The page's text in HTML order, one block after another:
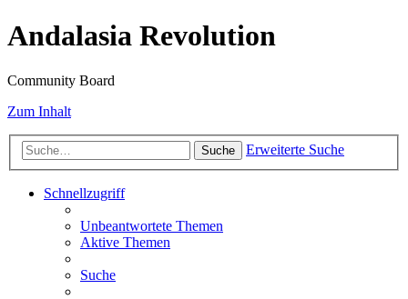
Andalasia Revolution
Community Board
Zum Inhalt
Suche Erweiterte Suche
Schnellzugriff
Unbeantwortete Themen
Aktive Themen
Suche